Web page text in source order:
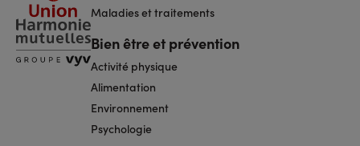
Maladies et traitements
Bien être et prévention
Activité physique
Alimentation
Environnement
Psychologie